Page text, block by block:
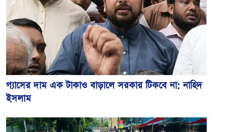
গ্যাসের দাম এক টাকাও বাড়ালে সরকার টিকবে না: নাহিদ
ইসলাম